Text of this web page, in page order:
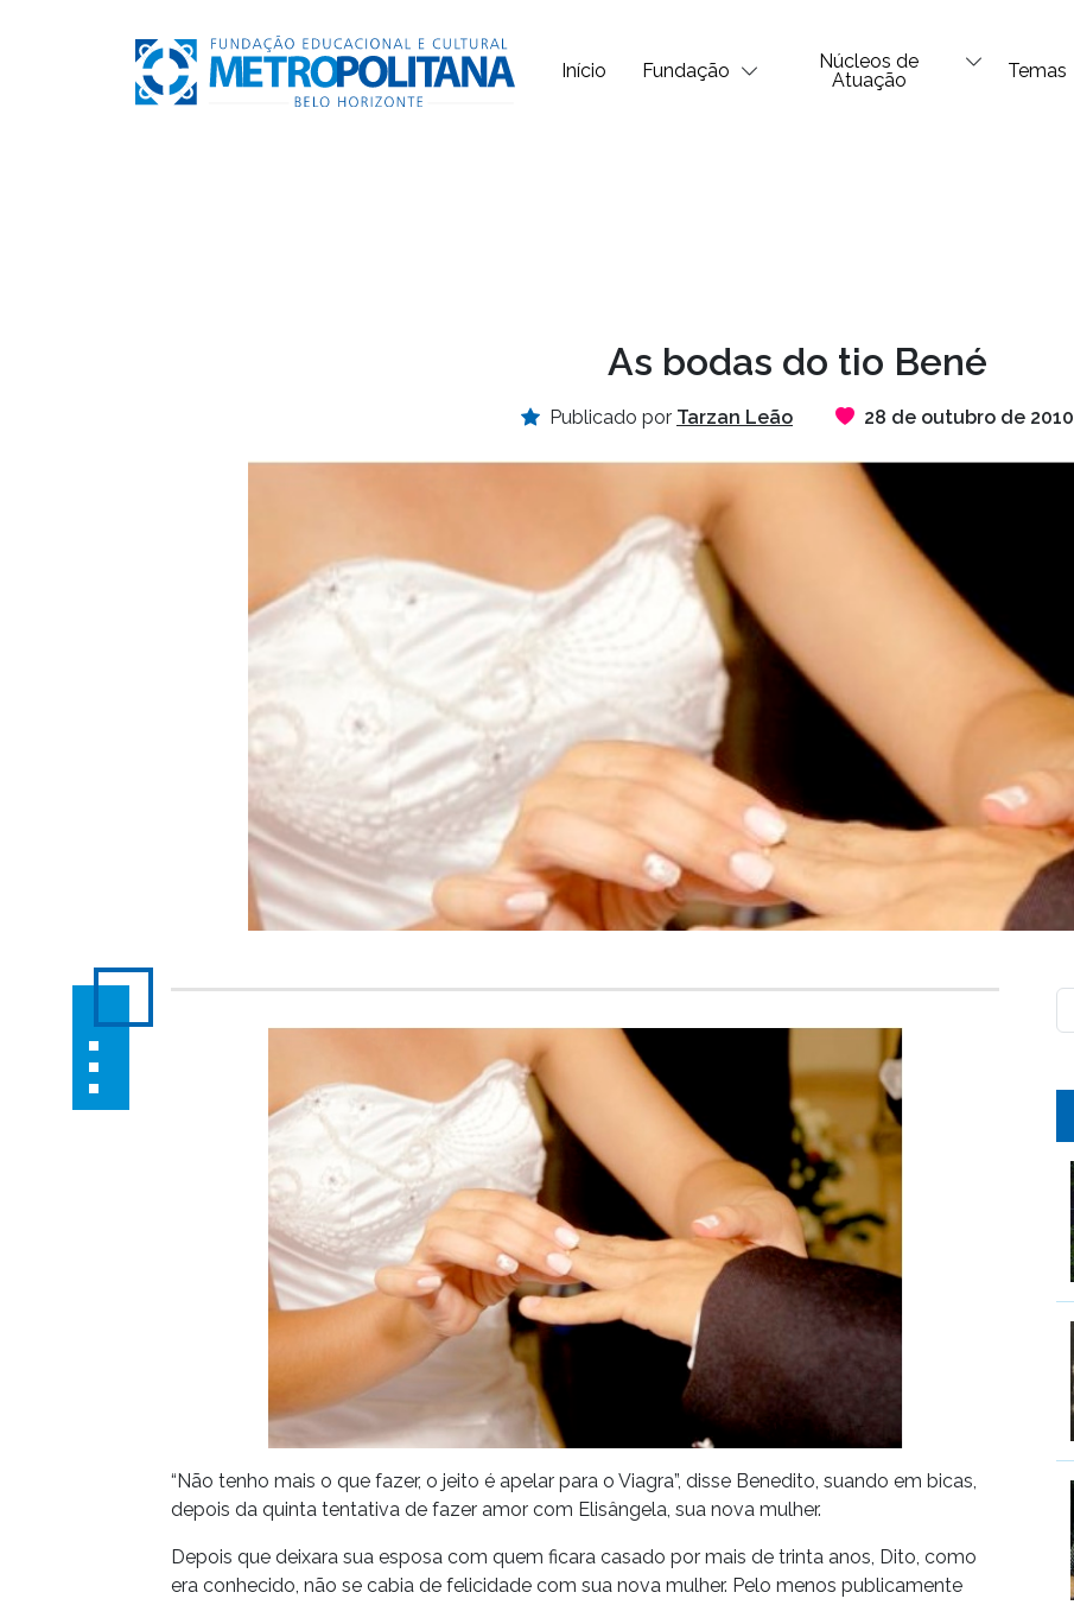
Início Fundação
Núcleos de
Atuação
Temas
As bodas do tio Bené
Publicado por Tarzan Leão 28 de outubro de 2010
“Não tenho mais o que fazer, o jeito é apelar para o Viagra”, disse Benedito, suando em bicas,
depois da quinta tentativa de fazer amor com Elisângela, sua nova mulher.
Depois que deixara sua esposa com quem ficara casado por mais de trinta anos, Dito, como
era conhecido, não se cabia de felicidade com sua nova mulher. Pelo menos publicamente